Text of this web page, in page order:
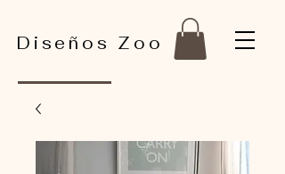
Diseños Zoo